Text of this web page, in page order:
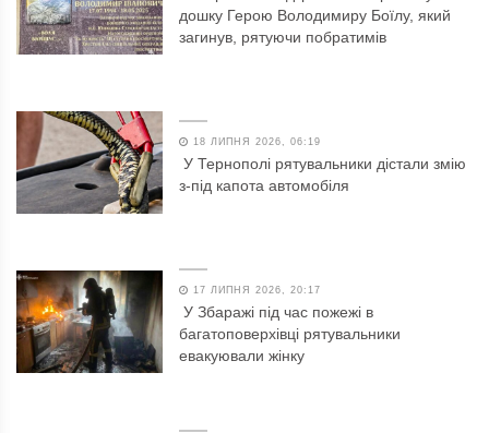
дошку Герою Володимиру Боїлу, який
загинув, рятуючи побратимів
18 ЛИПНЯ 2026, 06:19
У Тернополі рятувальники дістали змію
з-під капота автомобіля
17 ЛИПНЯ 2026, 20:17
У Збаражі під час пожежі в
багатоповерхівці рятувальники
евакуювали жінку